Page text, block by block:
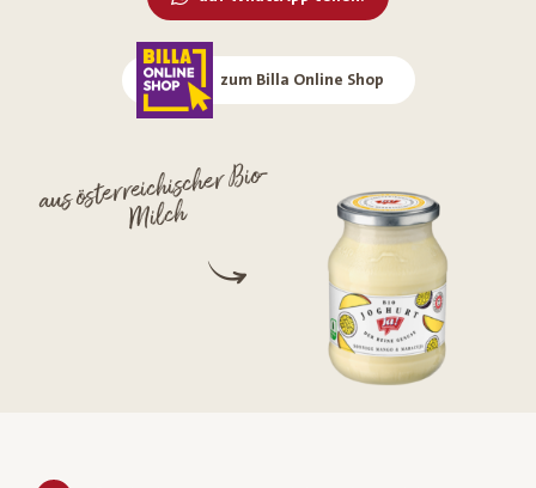
zum Billa Online Shop
aus österreichischer Bio-
Milch